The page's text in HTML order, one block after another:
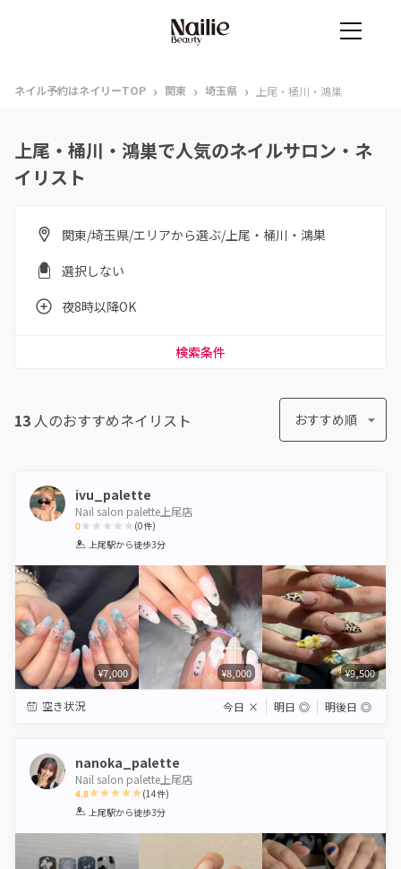
ネイル予約はネイリーTOP › 関東 › 埼玉県 › 上尾・桶川・鴻巣
上尾・桶川・鴻巣で人気のネイルサロン・ネ
イリスト
関東/埼玉県/エリアから選ぶ/上尾・桶川・鴻巣
選択しない
夜8時以降OK
検索条件
13 人のおすすめネイリスト おすすめ順
ivu_palette
Nail salon palette上尾店
0
1 2 3 4 5
(0件)
上尾駅から徒歩3分
¥7,000 ¥8,000 ¥9,500
空き状況 今日 × 明日 ◎ 明後日 ◎
nanoka_palette
Nail salon palette上尾店
4.8
1 2 3 4 5
(14件)
上尾駅から徒歩3分